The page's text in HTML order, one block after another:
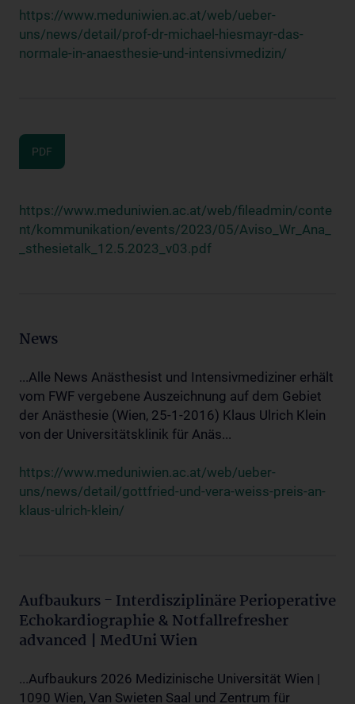
https://www.meduniwien.ac.at/web/ueber-
uns/news/detail/prof-dr-michael-hiesmayr-das-
normale-in-anaesthesie-und-intensivmedizin/
PDF
https://www.meduniwien.ac.at/web/fileadmin/conte
nt/kommunikation/events/2023/05/Aviso_Wr_Ana_
_sthesietalk_12.5.2023_v03.pdf
News
...Alle News Anästhesist und Intensivmediziner erhält
vom FWF vergebene Auszeichnung auf dem Gebiet
der Anästhesie (Wien, 25-1-2016) Klaus Ulrich Klein
von der Universitätsklinik für Anäs...
https://www.meduniwien.ac.at/web/ueber-
uns/news/detail/gottfried-und-vera-weiss-preis-an-
klaus-ulrich-klein/
Aufbaukurs - Interdisziplinäre Perioperative
Echokardiographie & Notfallrefresher
advanced | MedUni Wien
...Aufbaukurs 2026 Medizinische Universität Wien |
1090 Wien, Van Swieten Saal und Zentrum für